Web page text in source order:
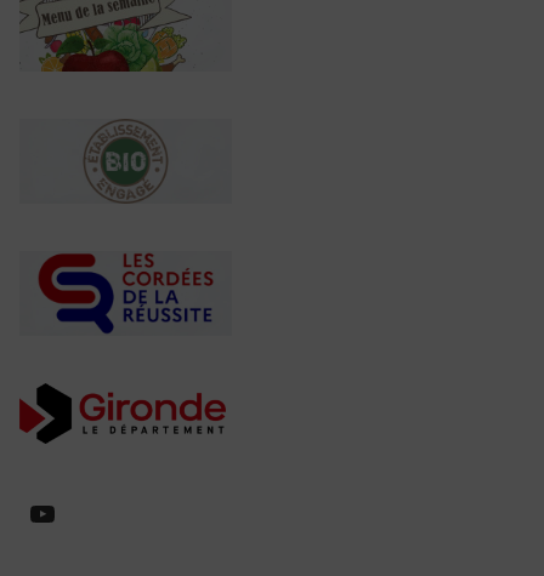
https://www.youtube.com/